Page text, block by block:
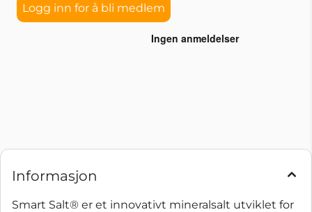
Logg inn for å bli medlem
Informasjon
Smart Salt® er et innovativt mineralsalt utviklet for